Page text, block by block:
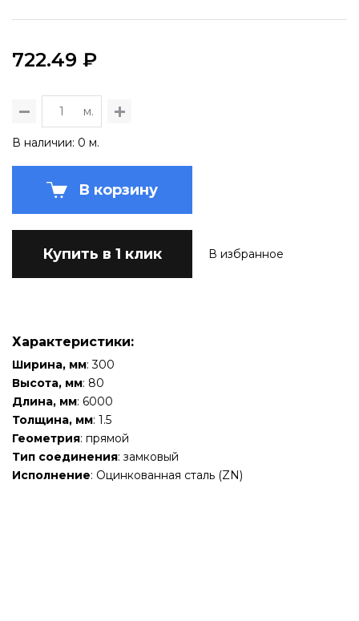
722.49 ₽
м.
В наличии: 0 м.
В корзину
Купить в 1 клик В избранное
Характеристики:
Ширина, мм: 300
Высота, мм: 80
Длина, мм: 6000
Толщина, мм: 1.5
Геометрия: прямой
Тип соединения: замковый
Исполнение: Оцинкованная сталь (ZN)